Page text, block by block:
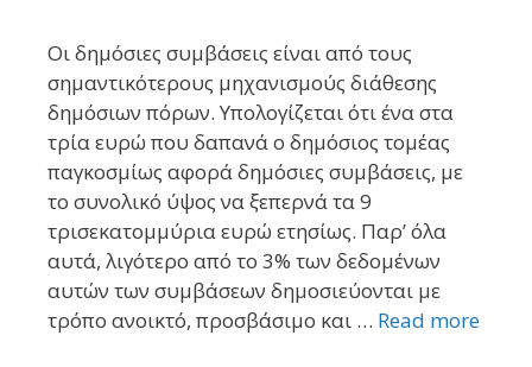
Οι δημόσιες συμβάσεις είναι από τους
σημαντικότερους μηχανισμούς διάθεσης
δημόσιων πόρων. Υπολογίζεται ότι ένα στα
τρία ευρώ που δαπανά ο δημόσιος τομέας
παγκοσμίως αφορά δημόσιες συμβάσεις, με
το συνολικό ύψος να ξεπερνά τα 9
τρισεκατομμύρια ευρώ ετησίως. Παρ’ όλα
αυτά, λιγότερο από το 3% των δεδομένων
αυτών των συμβάσεων δημοσιεύονται με
τρόπο ανοικτό, προσβάσιμο και … Read more